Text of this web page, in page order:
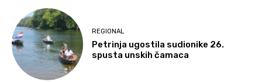
REGIONAL
Petrinja ugostila sudionike 26.
spusta unskih čamaca